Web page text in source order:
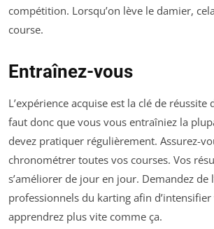
compétition. Lorsqu’on lève le damier,
course.
Entraînez-vous
L’expérience acquise est la clé de réussite
faut donc que vous vous entraîniez la
devez pratiquer régulièrement. Assurez-
chronométrer toutes vos courses. Vos
s’améliorer de jour en jour. Demandez de
professionnels du karting afin
apprendrez plus vite comme ça.